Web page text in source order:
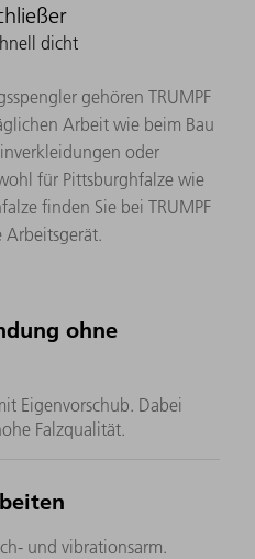
dicht
gehören TRUMPF
Arbeit wie beim Bau
oder
für Pittsburghfalze wie
finden Sie bei TRUMPF
Arbeitsgerät.
ohne
Eigenvorschub. Dabei
Falzqualität.
und vibrationsarm.